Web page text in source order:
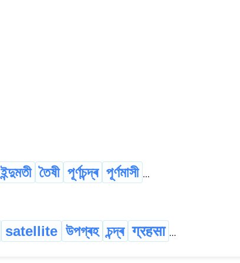
ইন্দুমতী তৈষী পূৰ্ণচন্দ্ৰ পূৰ্ণমাসী ...
satellite উপগ্ৰহ চন্দ্ৰ ग्रहसा ...